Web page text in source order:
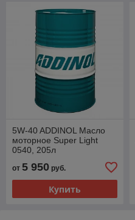
5W-40 ADDINOL Масло
моторное Super Light
0540, 205л
от 5 950 руб.
Купить